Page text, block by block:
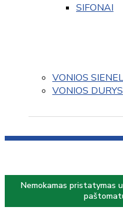
SIFONAI
VONIOS
VONIOS DURYS
Nemokamas pristatymas